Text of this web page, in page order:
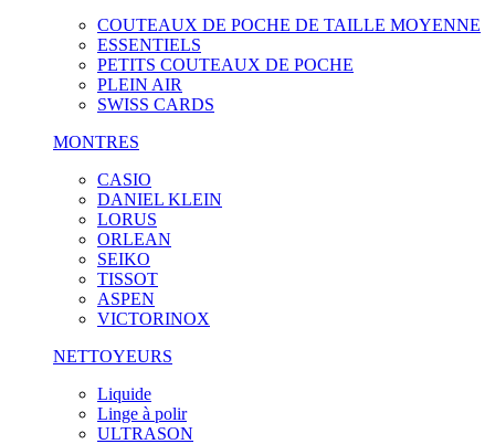
COUTEAUX DE POCHE DE TAILLE MOYENNE
ESSENTIELS
PETITS COUTEAUX DE POCHE
PLEIN AIR
SWISS CARDS
MONTRES
CASIO
DANIEL KLEIN
LORUS
ORLEAN
SEIKO
TISSOT
ASPEN
VICTORINOX
NETTOYEURS
Liquide
Linge à polir
ULTRASON